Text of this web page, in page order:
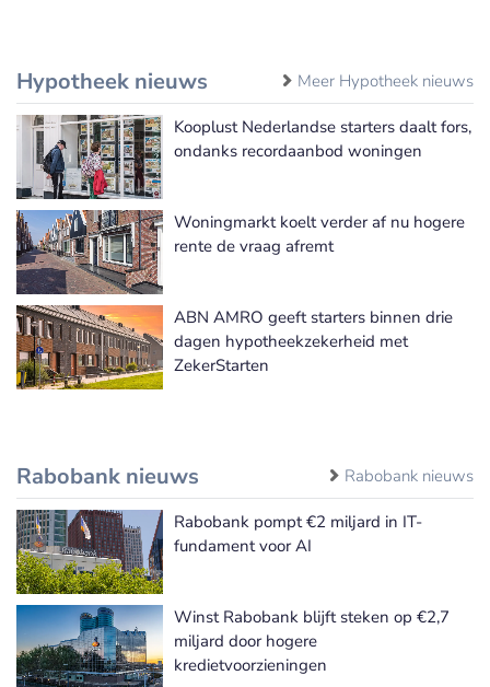
Hypotheek nieuws Meer Hypotheek nieuws
Kooplust Nederlandse starters daalt fors,
ondanks recordaanbod woningen
Woningmarkt koelt verder af nu hogere
rente de vraag afremt
ABN AMRO geeft starters binnen drie
dagen hypotheekzekerheid met
ZekerStarten
Rabobank nieuws Rabobank nieuws
Rabobank pompt €2 miljard in IT-
fundament voor AI
Winst Rabobank blijft steken op €2,7
miljard door hogere
kredietvoorzieningen